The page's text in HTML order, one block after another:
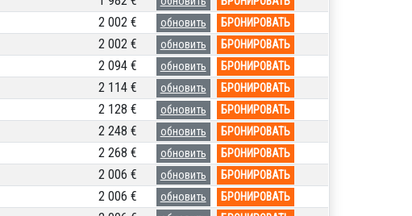
2 002 € обновить БРОНИРОВАТЬ
2 002 € обновить БРОНИРОВАТЬ
2 094 € обновить БРОНИРОВАТЬ
2 114 € обновить БРОНИРОВАТЬ
2 128 € обновить БРОНИРОВАТЬ
2 248 € обновить БРОНИРОВАТЬ
2 268 € обновить БРОНИРОВАТЬ
2 006 € обновить БРОНИРОВАТЬ
2 006 € обновить БРОНИРОВАТЬ